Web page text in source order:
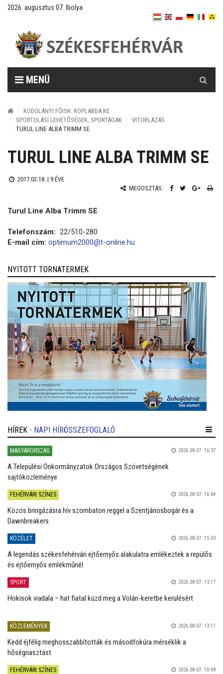
2026. augusztus 07. Ibolya
MENÜ
KODOLÁNYI FŐISK. RÖPLABDA KE
SPORTOLÁSI LEHETŐSÉGEK, SPORTÁGAK
VITORLÁZÁS
TURUL LINE ALBA TRIMM SE
TURUL LINE ALBA TRIMM SE
2017.03.18. | 9 ÉVE
MEGOSZTÁS:
Turul Line Alba Trimm SE
Telefonszám: 22/510-280
E-mail cím: optimum2000@t-online.hu
NYITOTT TORNATERMEK
HÍREK - NAPI HÍRÖSSZEFOGLALÓ
MAGYARORSZÁG 2026.08.07. 16:37
A Települési Önkormányzatok Országos Szövetségének
sajtóközleménye
FEHÉRVÁRI SZÍNES 2026.08.07. 16:04
Közös bringázásra hív szombaton reggel a Szentjánosbogár és a
Dawnbreakers
KÖZÉLET 2026.08.07. 15:03
A legendás székesfehérvári ejtőernyős alakulatra emlékeztek a repülős
és ejtőernyős emlékműnél
SPORT 2026.08.07. 13:17
Hokisok viadala – hat fiatal küzd meg a Volán-keretbe kerülésért
KÖZLEMÉNYEK 2026.08.07. 13:11
Kedd éjfélig meghosszabbították és másodfokúra mérséklik a
hőségriasztást
FEHÉRVÁRI SZÍNES 2026.08.07. 10:48